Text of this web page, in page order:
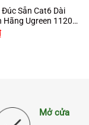
Sẵn Cat6 Dài
Hãng Ugreen 11207
Mở cửa